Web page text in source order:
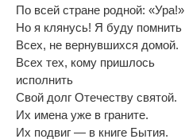
По всей стране родной: «Ура!»
Но я клянусь! Я буду помнить
Всех, не вернувшихся домой.
Всех тех, кому пришлось
исполнить
Свой долг Отечеству святой.
Их имена уже в граните.
Их подвиг — в книге Бытия.